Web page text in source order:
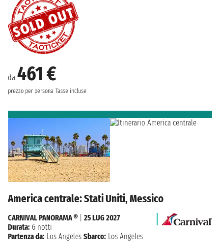
da 461 €
prezzo per persona Tasse incluse
America centrale: Stati Uniti, Messico
CARNIVAL PANORAMA ®
25 LUG 2027
Durata: 6 notti
Partenza da: Los Angeles Sbarco: Los Angeles